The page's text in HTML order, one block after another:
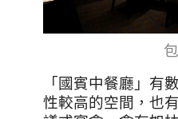
「國賓中餐廳」有
性較高的空間，也